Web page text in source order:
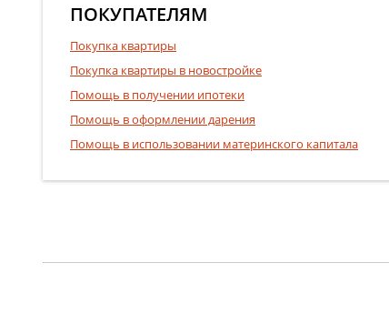
ПОКУПАТЕЛЯМ
Покупка квартиры
Покупка квартиры в новостройке
Помощь в получении ипотеки
Помощь в оформлении дарения
Помощь в использовании материнского капитала